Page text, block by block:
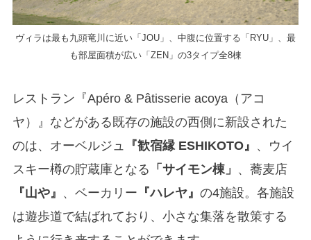
ヴィラは最も九頭竜川に近い「JOU」、中腹に位置する「RYU」、最
も部屋面積が広い「ZEN」の3タイプ全8棟
レストラン『Apéro & Pâtisserie acoya（アコ
ヤ）』などがある既存の施設の西側に新設された
のは、オーベルジュ 『歓宿縁 ESHIKOTO』 、ウイ
スキー樽の貯蔵庫となる 「サイモン棟」 、蕎麦店
『山や』 、ベーカリー 『ハレヤ』 の4施設。各施設
は遊歩道で結ばれており、小さな集落を散策する